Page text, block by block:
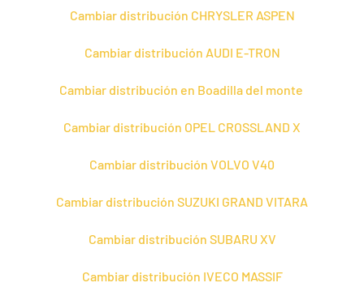
Cambiar distribución CHRYSLER ASPEN
Cambiar distribución AUDI E-TRON
Cambiar distribución en Boadilla del monte
Cambiar distribución OPEL CROSSLAND X
Cambiar distribución VOLVO V40
Cambiar distribución SUZUKI GRAND VITARA
Cambiar distribución SUBARU XV
Cambiar distribución IVECO MASSIF